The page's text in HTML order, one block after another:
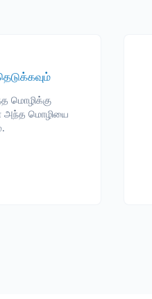
மொழிக்கு
அந்த மொழியை